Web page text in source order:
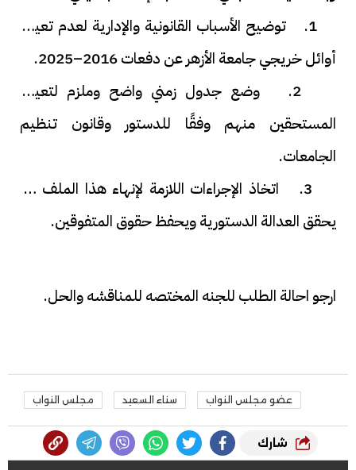
1. توضيح الأسباب القانونية والإدارية لعدم تعيين
أوائل خريجي جامعة الأزهر عن دفعات 2016–2025.
2. وضع جدول زمني واضح وملزم لتعيين
المستحقين منهم وفقًا للدستور وقانون تنظيم
الجامعات.
3. اتخاذ الإجراءات اللازمة لإنهاء هذا الملف بما
يحقق العدالة الدستورية ويحفظ حقوق المتفوقين.
ارجو احالة الطلب للجنه المختصه للمناقشه والحل.
عضو مجلس النواب سناء السعيد مجلس النواب
شارك